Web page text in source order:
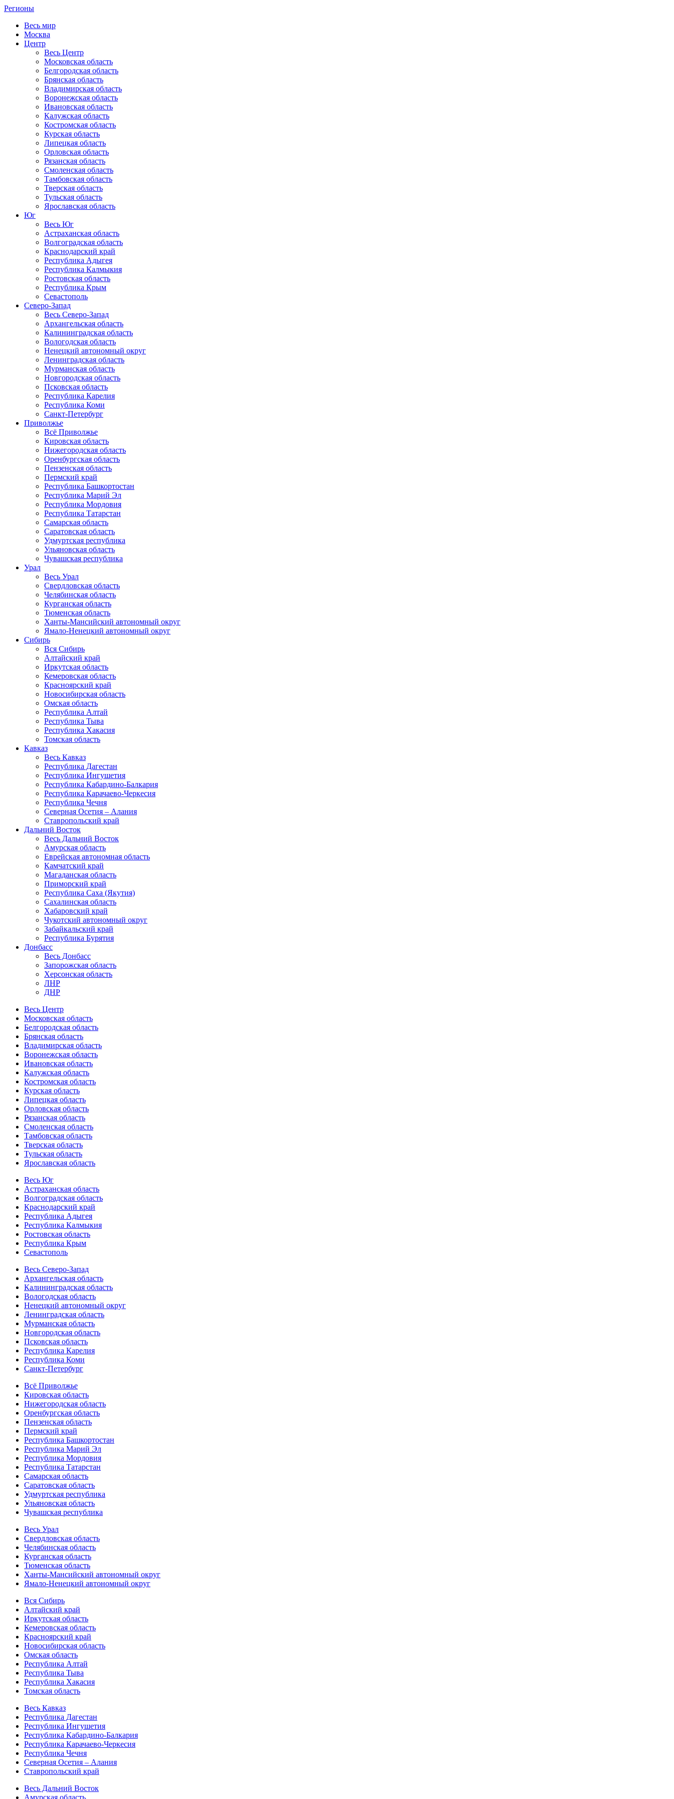
Регионы
Весь мир
Москва
Центр
Весь Центр
Московская область
Белгородская область
Брянская область
Владимирская область
Воронежская область
Ивановская область
Калужская область
Костромская область
Курская область
Липецкая область
Орловская область
Рязанская область
Смоленская область
Тамбовская область
Тверская область
Тульская область
Ярославская область
Юг
Весь Юг
Астраханская область
Волгоградская область
Краснодарский край
Республика Адыгея
Республика Калмыкия
Ростовская область
Республика Крым
Севастополь
Северо-Запад
Весь Северо-Запад
Архангельская область
Калининградская область
Вологодская область
Ненецкий автономный округ
Ленинградская область
Мурманская область
Новгородская область
Псковская область
Республика Карелия
Республика Коми
Санкт-Петербург
Приволжье
Всё Приволжье
Кировская область
Нижегородская область
Оренбургская область
Пензенская область
Пермский край
Республика Башкортостан
Республика Марий Эл
Республика Мордовия
Республика Татарстан
Самарская область
Саратовская область
Удмуртская республика
Ульяновская область
Чувашская республика
Урал
Весь Урал
Свердловская область
Челябинская область
Курганская область
Тюменская область
Ханты-Мансийский автономный округ
Ямало-Ненецкий автономный округ
Сибирь
Вся Сибирь
Алтайский край
Иркутская область
Кемеровская область
Красноярский край
Новосибирская область
Омская область
Республика Алтай
Республика Тыва
Республика Хакасия
Томская область
Кавказ
Весь Кавказ
Республика Дагестан
Республика Ингушетия
Республика Кабардино-Балкария
Республика Карачаево-Черкесия
Республика Чечня
Северная Осетия – Алания
Ставропольский край
Дальний Восток
Весь Дальний Восток
Амурская область
Еврейская автономная область
Камчатский край
Магаданская область
Приморский край
Республика Саха (Якутия)
Сахалинская область
Хабаровский край
Чукотский автономный округ
Забайкальский край
Республика Бурятия
Донбасс
Весь Донбасс
Запорожская область
Херсонская область
ЛНР
ДНР
Весь Центр
Московская область
Белгородская область
Брянская область
Владимирская область
Воронежская область
Ивановская область
Калужская область
Костромская область
Курская область
Липецкая область
Орловская область
Рязанская область
Смоленская область
Тамбовская область
Тверская область
Тульская область
Ярославская область
Весь Юг
Астраханская область
Волгоградская область
Краснодарский край
Республика Адыгея
Республика Калмыкия
Ростовская область
Республика Крым
Севастополь
Весь Северо-Запад
Архангельская область
Калининградская область
Вологодская область
Ненецкий автономный округ
Ленинградская область
Мурманская область
Новгородская область
Псковская область
Республика Карелия
Республика Коми
Санкт-Петербург
Всё Приволжье
Кировская область
Нижегородская область
Оренбургская область
Пензенская область
Пермский край
Республика Башкортостан
Республика Марий Эл
Республика Мордовия
Республика Татарстан
Самарская область
Саратовская область
Удмуртская республика
Ульяновская область
Чувашская республика
Весь Урал
Свердловская область
Челябинская область
Курганская область
Тюменская область
Ханты-Мансийский автономный округ
Ямало-Ненецкий автономный округ
Вся Сибирь
Алтайский край
Иркутская область
Кемеровская область
Красноярский край
Новосибирская область
Омская область
Республика Алтай
Республика Тыва
Республика Хакасия
Томская область
Весь Кавказ
Республика Дагестан
Республика Ингушетия
Республика Кабардино-Балкария
Республика Карачаево-Черкесия
Республика Чечня
Северная Осетия – Алания
Ставропольский край
Весь Дальний Восток
Амурская область